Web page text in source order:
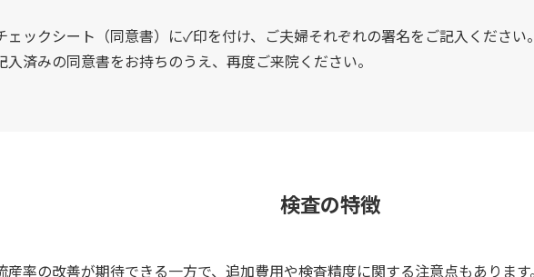
ェックシート（同意書）に✓印を付け、ご夫婦それぞれの署名をご記入ください
入済みの同意書をお持ちのうえ、再度ご来院ください。
検査の特徴
産率の改善が期待できる一方で、追加費用や検査精度に関する注意点もあります